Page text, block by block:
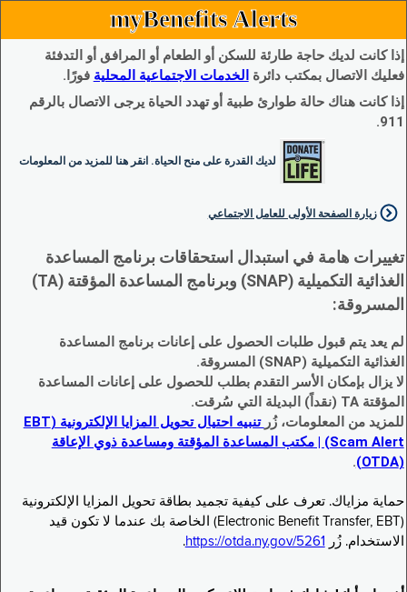
myBenefits Alerts
إذا كانت لديك حاجة طارئة للسكن أو الطعام أو المرافق أو التدفئة
فعليك الاتصال بمكتب دائرة الخدمات الاجتماعية المحلية فورًا.
إذا كانت هناك حالة طوارئ طبية أو تهدد الحياة يرجى الاتصال بالرقم
911.
لديك القدرة على منح الحياة. انقر هنا للمزيد من المعلومات
زيارة الصفحة الأولى للعامل الاجتماعي
تغييرات هامة في استبدال استحقاقات برنامج المساعدة
الغذائية التكميلية (SNAP) وبرنامج المساعدة المؤقتة (TA)
المسروقة:
لم يعد يتم قبول طلبات الحصول على إعانات برنامج المساعدة
الغذائية التكميلية (SNAP) المسروقة.
لا يزال بإمكان الأسر التقدم بطلب للحصول على إعانات المساعدة
المؤقتة TA (نقداً) البديلة التي سُرقت.
للمزيد من المعلومات، زُر
تنبيه احتيال تحويل المزايا الإلكترونية (EBT
Scam Alert) | مكتب المساعدة المؤقتة ومساعدة ذوي الإعاقة
(OTDA)
.
حماية مزاياك. تعرف على كيفية تجميد بطاقة تحويل المزايا الإلكترونية
(Electronic Benefit Transfer, EBT) الخاصة بك عندما لا تكون قيد
الاستخدام. زُر
https://otda.ny.gov/5261
.